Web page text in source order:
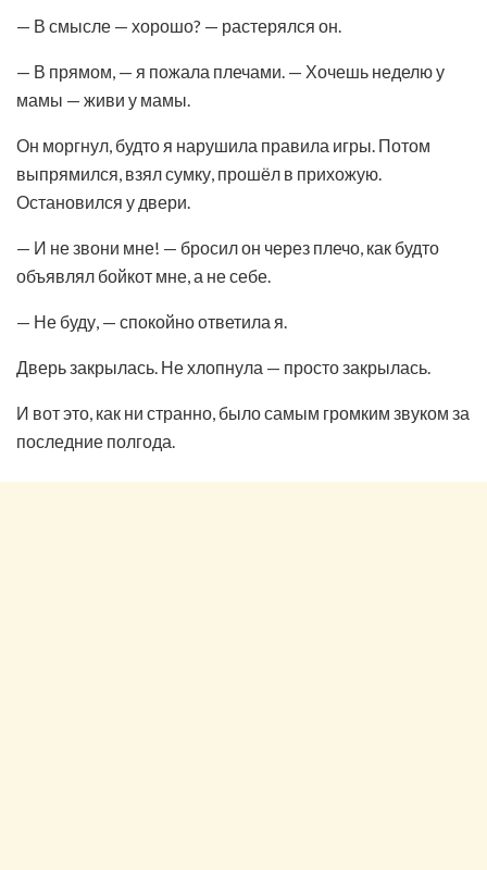
— В смысле — хорошо? — растерялся он.
— В прямом, — я пожала плечами. — Хочешь неделю у
мамы — живи у мамы.
Он моргнул, будто я нарушила правила игры. Потом
выпрямился, взял сумку, прошёл в прихожую.
Остановился у двери.
— И не звони мне! — бросил он через плечо, как будто
объявлял бойкот мне, а не себе.
— Не буду, — спокойно ответила я.
Дверь закрылась. Не хлопнула — просто закрылась.
И вот это, как ни странно, было самым громким звуком за
последние полгода.